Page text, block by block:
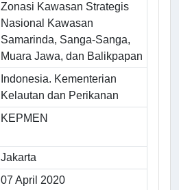
Zonasi Kawasan Strategis
Nasional Kawasan
Samarinda, Sanga-Sanga,
Muara Jawa, dan Balikpapan
Indonesia. Kementerian
Kelautan dan Perikanan
KEPMEN
Jakarta
07 April 2020